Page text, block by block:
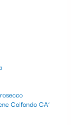
Colfondo CA’